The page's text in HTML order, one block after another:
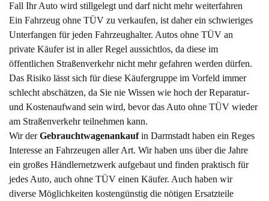
Fall Ihr Auto wird stillgelegt und darf nicht mehr weiterfahren
Ein Fahrzeug ohne TÜV zu verkaufen, ist daher ein schwieriges
Unterfangen für jeden Fahrzeughalter. Autos ohne TÜV an
private Käufer ist in aller Regel aussichtlos, da diese im
öffentlichen Straßenverkehr nicht mehr gefahren werden dürfen.
Das Risiko lässt sich für diese Käufergruppe im Vorfeld immer
schlecht abschätzen, da Sie nie Wissen wie hoch der Reparatur-
und Kostenaufwand sein wird, bevor das Auto ohne TÜV wieder
am Straßenverkehr teilnehmen kann.
Wir derGebrauchtwagenankaufin Darmstadt haben ein Reges
Interesse an Fahrzeugen aller Art. Wir haben uns über die Jahre
ein großes Händlernetzwerk aufgebaut und finden praktisch für
jedes Auto, auch ohne TÜV einen Käufer. Auch haben wir
diverse Möglichkeiten kostengünstig die nötigen Ersatzteile